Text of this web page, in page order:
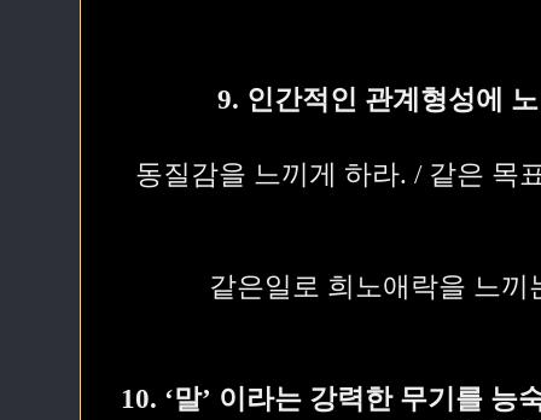
9. 인간적인 관계형성에
동질감을 느끼게 하라. / 같은 목
같은일로 희노애락을 느
10. ‘말’ 이라는 강력한 무기를 능